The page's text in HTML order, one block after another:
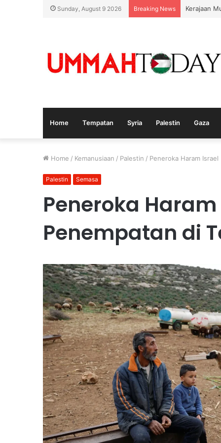
Sunday, August 9 2026 Breaking News Kerajaan
Home Tempatan Syria Palestin Gaza
Home / Kemanusiaan / Palestin / Peneroka Haram
Palestin Semasa
Peneroka
Penempatan di